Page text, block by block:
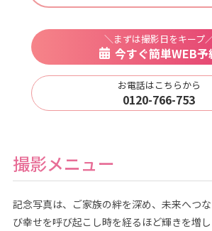
＼まずは撮影日をキープ
今すぐ簡単WEB予
お電話はこちらから
0120-766-753
撮影メニュー
記念写真は、ご家族の絆を深め、未来へつ
び幸せを呼び起こし時を経るほど輝きを増し